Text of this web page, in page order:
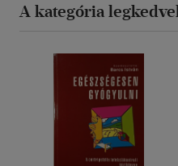
A kategória